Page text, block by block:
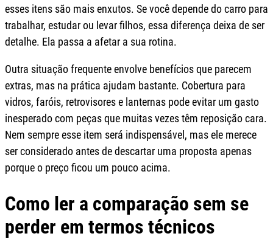
esses itens são mais enxutos. Se você depende do carro para
trabalhar, estudar ou levar filhos, essa diferença deixa de ser
detalhe. Ela passa a afetar a sua rotina.
Outra situação frequente envolve benefícios que parecem
extras, mas na prática ajudam bastante. Cobertura para
vidros, faróis, retrovisores e lanternas pode evitar um gasto
inesperado com peças que muitas vezes têm reposição cara.
Nem sempre esse item será indispensável, mas ele merece
ser considerado antes de descartar uma proposta apenas
porque o preço ficou um pouco acima.
Como ler a comparação sem se
perder em termos técnicos